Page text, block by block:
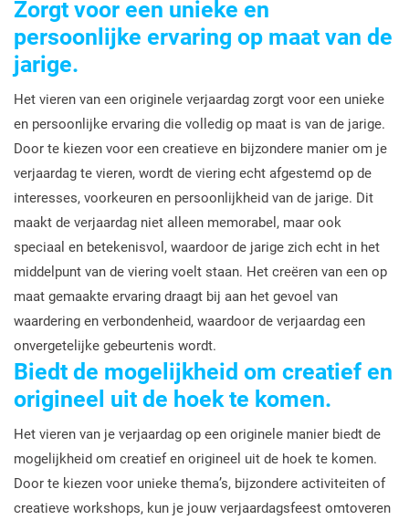
Zorgt voor een unieke en
persoonlijke ervaring op maat van de
jarige.
Het vieren van een originele verjaardag zorgt voor een unieke
en persoonlijke ervaring die volledig op maat is van de jarige.
Door te kiezen voor een creatieve en bijzondere manier om je
verjaardag te vieren, wordt de viering echt afgestemd op de
interesses, voorkeuren en persoonlijkheid van de jarige. Dit
maakt de verjaardag niet alleen memorabel, maar ook
speciaal en betekenisvol, waardoor de jarige zich echt in het
middelpunt van de viering voelt staan. Het creëren van een op
maat gemaakte ervaring draagt bij aan het gevoel van
waardering en verbondenheid, waardoor de verjaardag een
onvergetelijke gebeurtenis wordt.
Biedt de mogelijkheid om creatief en
origineel uit de hoek te komen.
Het vieren van je verjaardag op een originele manier biedt de
mogelijkheid om creatief en origineel uit de hoek te komen.
Door te kiezen voor unieke thema’s, bijzondere activiteiten of
creatieve workshops, kun je jouw verjaardagsfeest omtoveren